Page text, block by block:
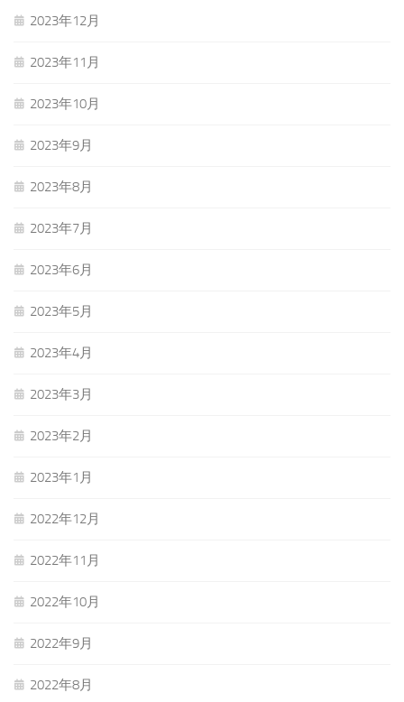
2023年12月
2023年11月
2023年10月
2023年9月
2023年8月
2023年7月
2023年6月
2023年5月
2023年4月
2023年3月
2023年2月
2023年1月
2022年12月
2022年11月
2022年10月
2022年9月
2022年8月